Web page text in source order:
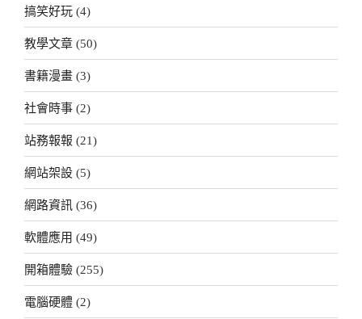
搞笑好玩 (4)
教學文章 (50)
書籍漫畫 (3)
社會時事 (2)
站務報報 (21)
網站架設 (5)
網路資訊 (36)
軟體應用 (49)
開箱體驗 (255)
電腦硬體 (2)